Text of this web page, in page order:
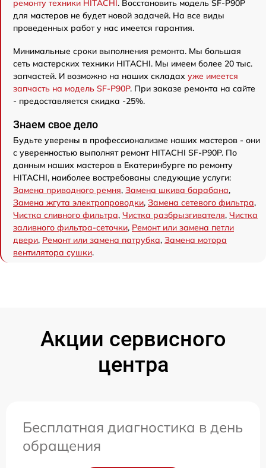
ремонту техники HITACHI. Восстановить модель SF-P90P
для мастеров не будет новой задачей. На все виды
проведенных работ у нас имеется гарантия.
Минимальные сроки выполнения ремонта. Мы большая
сеть мастерских техники HITACHI. Мы имеем более 20 тыс.
запчастей. И возможно на наших складах уже имеется
запчасть на модель SF-P90P. При заказе ремонта на сайте
- предоставляется скидка -25%.
Знаем свое дело
Будьте уверены в профессионализме наших мастеров - они
с уверенностью выполнят ремонт HITACHI SF-P90P. По
данным наших мастеров в Екатеринбурге по ремонту
HITACHI, наиболее востребованы следующие услуги:
Замена приводного ремня, Замена шкива барабана,
Замена жгута электропроводки, Замена сетевого фильтра,
Чистка сливного фильтра, Чистка разбрызгивателя, Чистка
заливного фильтра-сеточки, Ремонт или замена петли
двери, Ремонт или замена патрубка, Замена мотора
вентилятора сушки.
Акции сервисного
центра
Бесплатная диагностика в день
обращения